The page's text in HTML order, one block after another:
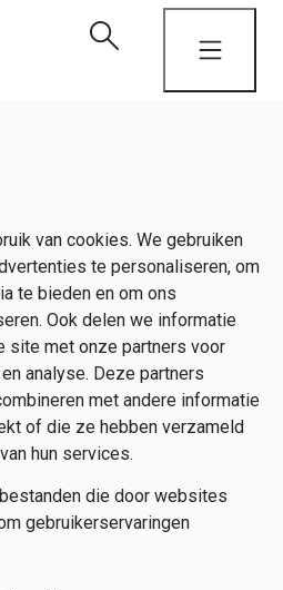
van cookies. We gebruiken
te personaliseren, om
te bieden en om ons
Ook delen we informatie
site met onze partners voor
analyse. Deze partners
met andere informatie
of die ze hebben verzameld
hun services.
die door websites
gebruikerservaringen